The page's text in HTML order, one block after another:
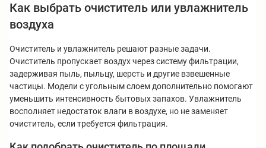
Как выбрать очиститель или увлажнитель
воздуха
Очиститель и увлажнитель решают разные задачи.
Очиститель пропускает воздух через систему фильтрации,
задерживая пыль, пыльцу, шерсть и другие взвешенные
частицы. Модели с угольным слоем дополнительно помогают
уменьшить интенсивность бытовых запахов. Увлажнитель
восполняет недостаток влаги в воздухе, но не заменяет
очиститель, если требуется фильтрация.